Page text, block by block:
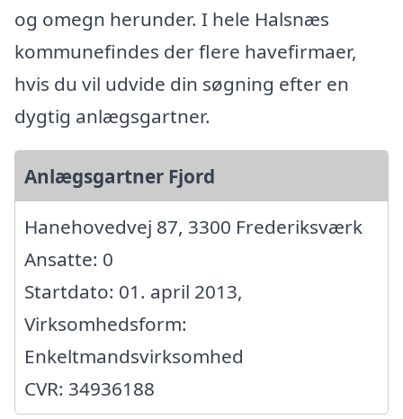
og omegn herunder. I hele Halsnæs
kommunefindes der flere havefirmaer,
hvis du vil udvide din søgning efter en
dygtig anlægsgartner.
Anlægsgartner Fjord
Hanehovedvej 87, 3300 Frederiksværk
Ansatte: 0
Startdato: 01. april 2013,
Virksomhedsform:
Enkeltmandsvirksomhed
CVR: 34936188